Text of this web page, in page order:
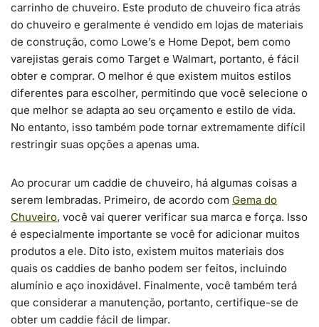
carrinho de chuveiro. Este produto de chuveiro fica atrás
do chuveiro e geralmente é vendido em lojas de materiais
de construção, como Lowe’s e Home Depot, bem como
varejistas gerais como Target e Walmart, portanto, é fácil
obter e comprar. O melhor é que existem muitos estilos
diferentes para escolher, permitindo que você selecione o
que melhor se adapta ao seu orçamento e estilo de vida.
No entanto, isso também pode tornar extremamente difícil
restringir suas opções a apenas uma.
Ao procurar um caddie de chuveiro, há algumas coisas a
serem lembradas. Primeiro, de acordo com Gema do
Chuveiro, você vai querer verificar sua marca e força. Isso
é especialmente importante se você for adicionar muitos
produtos a ele. Dito isto, existem muitos materiais dos
quais os caddies de banho podem ser feitos, incluindo
alumínio e aço inoxidável. Finalmente, você também terá
que considerar a manutenção, portanto, certifique-se de
obter um caddie fácil de limpar.